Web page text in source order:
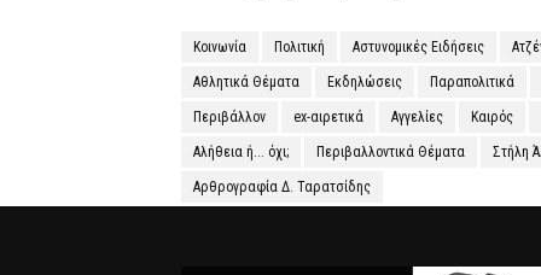
Κοινωνία Πολιτική Αστυνομικές Ειδήσεις
Αθλητικά Θέματα Εκδηλώσεις Παραπολιτικά
Περιβάλλον ex-αιρετικά Αγγελίες Καιρός
Αλήθεια ή... όχι; Περιβαλλοντικά Θέματα Στήλη
Αρθρογραφία Δ. Ταρατσίδης